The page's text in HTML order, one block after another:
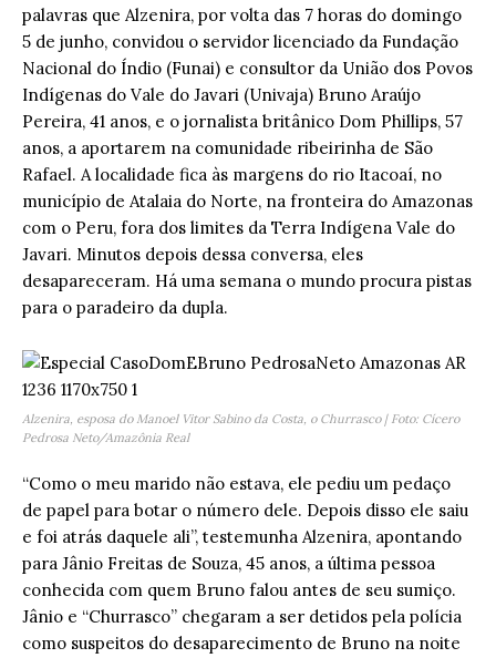
palavras que Alzenira, por volta das 7 horas do domingo
5 de junho, convidou o servidor licenciado da Fundação
Nacional do Índio (Funai) e consultor da União dos Povos
Indígenas do Vale do Javari (Univaja) Bruno Araújo
Pereira, 41 anos, e o jornalista britânico Dom Phillips, 57
anos, a aportarem na comunidade ribeirinha de São
Rafael. A localidade fica às margens do rio Itacoaí, no
município de Atalaia do Norte, na fronteira do Amazonas
com o Peru, fora dos limites da Terra Indígena Vale do
Javari. Minutos depois dessa conversa, eles
desapareceram. Há uma semana o mundo procura pistas
para o paradeiro da dupla.
Alzenira, esposa do Manoel Vitor Sabino da Costa, o Churrasco | Foto: Cícero
Pedrosa Neto/Amazônia Real
“Como o meu marido não estava, ele pediu um pedaço
de papel para botar o número dele. Depois disso ele saiu
e foi atrás daquele ali”, testemunha Alzenira, apontando
para Jânio Freitas de Souza, 45 anos, a última pessoa
conhecida com quem Bruno falou antes de seu sumiço.
Jânio e “Churrasco” chegaram a ser detidos pela polícia
como suspeitos do desaparecimento de Bruno na noite